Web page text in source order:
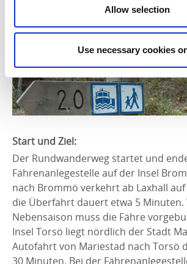
Allow selection
Use necessary cookies
Start und Ziel:
Der Rundwanderweg startet und
Fährenanlegestelle auf der Insel
nach Brommö verkehrt ab Laxhall
die Überfahrt dauert etwa 5
Nebensaison muss die Fähre
Insel Torsö liegt nördlich der Stadt
Autofahrt von Mariestad nach Torsö
30 Minuten. Bei der